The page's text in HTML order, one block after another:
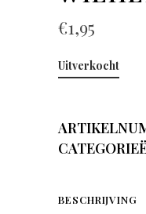
€1,95
Uitverkocht
BESCHRIJVING